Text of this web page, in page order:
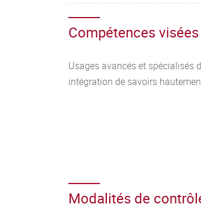
Compétences visées
Usages avancés et spécialisés
intégration de savoirs
Modalités de